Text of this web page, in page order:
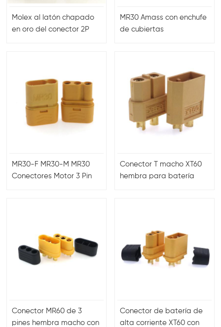
Molex al latón chapado
en oro del conector 2P
MR30 Amass con enchufe
de cubiertas
MR30-F MR30-M MR30
Conectores Motor 3 Pin
Conector T macho XT60
hembra para batería
Conector MR60 de 3
pines hembra macho con
Conector de batería de
alta corriente XT60 con